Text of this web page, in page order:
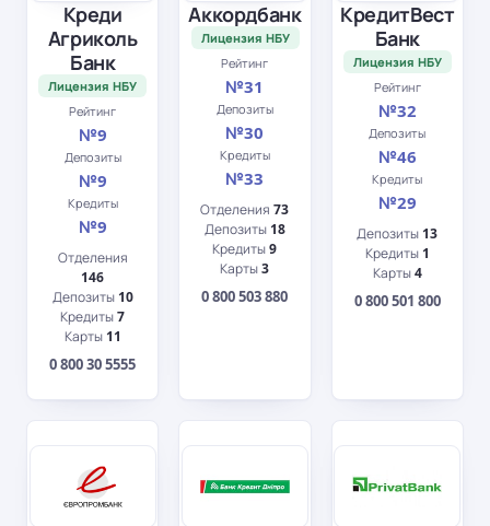
Креди
Агриколь
Банк
Лицензия НБУ
Рейтинг
№9
Депозиты
№9
Кредиты
№9
Отделения
146
Депозиты 10
Кредиты7
Карты 11
0 800 30 5555
Аккордбанк
Лицензия НБУ
Рейтинг
№31
Депозиты
№30
Кредиты
№33
Отделения73
Депозиты 18
Кредиты9
Карты3
0 800 503 880
КредитВест
Банк
Лицензия НБУ
Рейтинг
№32
Депозиты
№46
Кредиты
№29
Депозиты 13
Кредиты 1
Карты4
0 800 501 800